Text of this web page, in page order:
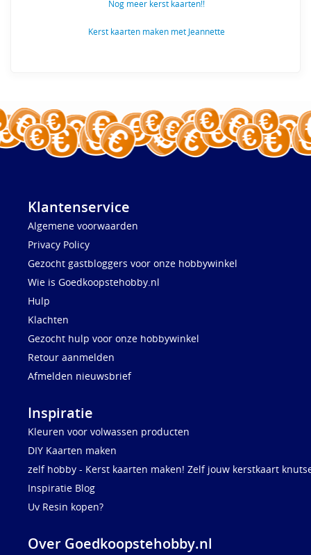
Nog meer kerst kaarten!!
Kerst kaarten maken met Jeannette
Klantenservice
Algemene voorwaarden
Privacy Policy
Gezocht gastbloggers voor onze hobbywinkel
Wie is Goedkoopstehobby.nl
Hulp
Klachten
Gezocht hulp voor onze hobbywinkel
Retour aanmelden
Afmelden nieuwsbrief
Inspiratie
Kleuren voor volwassen producten
DIY Kaarten maken
zelf hobby - Kerst kaarten maken! Zelf jouw kerstkaart
Inspiratie Blog
Uv Resin kopen?
Over Goedkoopstehobby.nl